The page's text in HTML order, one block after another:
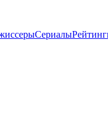
Сериалы